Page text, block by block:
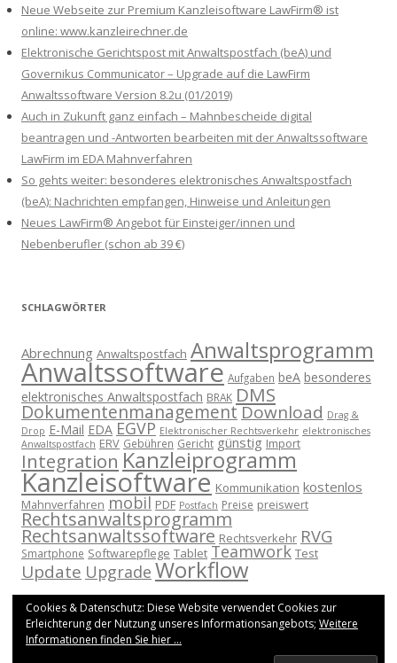
Neue Webseite zur Premium Kanzleisoftware LawFirm® ist
online: www.kanzleirechner.de
Elektronische Gerichtspost mit Anwaltspostfach (beA) und
Governikus Communicator – Upgrade auf die LawFirm
Anwaltssoftware Version 8.2u (01/2019)
Auch in Zukunft ganz einfach – Mahnbescheide digital
beantragen und -Antworten bearbeiten mit der Anwaltssoftware
LawFirm im EDA Mahnverfahren
So gehts weiter: besonderes elektronisches Anwaltspostfach
(beA): Nachrichten empfangen, Hinweise und Anleitungen
Neues LawFirm® Angebot für Einsteiger/innen und
Nebenberufler (schon ab 39 €)
SCHLAGWÖRTER
Abrechnung Anwaltspostfach Anwaltsprogramm
Anwaltssoftware Aufgaben beA besonderes
elektronisches Anwaltspostfach BRAK DMS
DokumentenmanagementDownload Drag &
Drop E-Mail EDA EGVP Elektronischer Rechtsverkehr elektronisches
Anwaltspostfach ERV Gebühren Gericht günstig Import
Integration Kanzleiprogramm
Kanzleisoftware Kommunikation kostenlos
Mahnverfahren mobil PDF Postfach Preise preiswert
Rechtsanwaltsprogramm
Rechtsanwaltssoftware Rechtsverkehr RVG
Smartphone Softwarepflege Tablet Teamwork Test
Update Upgrade Workflow
Cookies & Datenschutz: Diese Website verwendet Cookies zur
Erleichterung der Nutzung unseres Informationsangebots; Weitere
Informationen finden Sie hier ...